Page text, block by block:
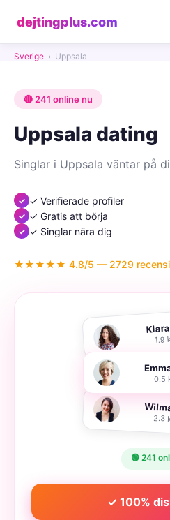
dejtingplus.com
Sverige › Uppsala
🔴 241 online nu
Uppsala dating
Singlar i Uppsala väntar på
✓ Verifierade profiler
✓ Gratis att börja
✓ Singlar nära dig
★★★★★ 4.8/5 — 2729
1.9
0.5
2.3
🟢 241
✓ 100%